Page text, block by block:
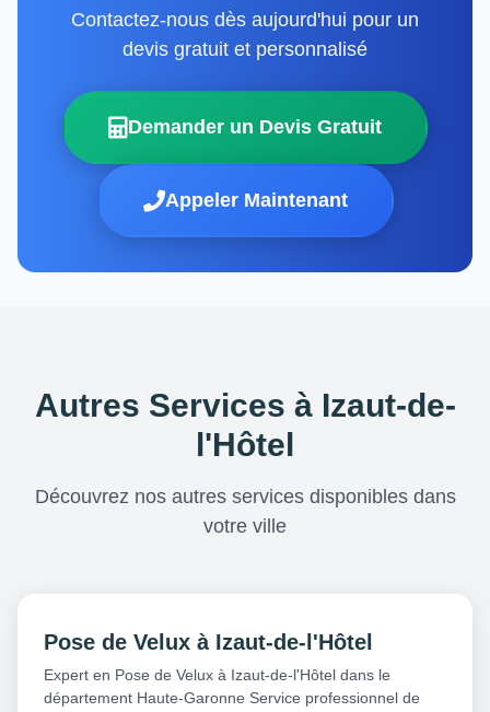
Contactez-nous dès aujourd'hui pour un
devis gratuit et personnalisé
Demander un Devis Gratuit
Appeler Maintenant
Autres Services à Izaut-de-
l'Hôtel
Découvrez nos autres services disponibles dans
votre ville
Pose de Velux à Izaut-de-l'Hôtel
Expert en Pose de Velux à Izaut-de-l'Hôtel dans le
département Haute-Garonne Service professionnel de